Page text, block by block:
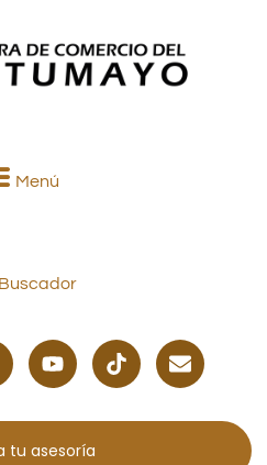
Menú
Buscador
tu asesoría